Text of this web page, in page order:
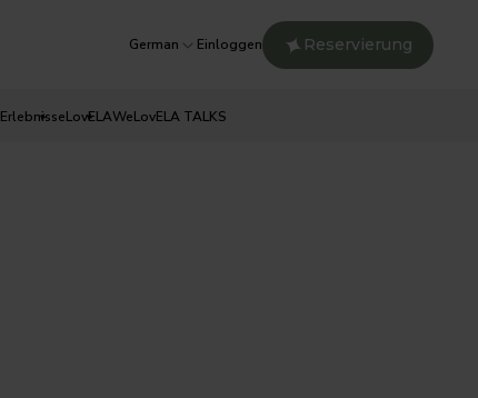
German Einloggen Reservierung
ErlebnisseLovELAWeLovELA TALKS